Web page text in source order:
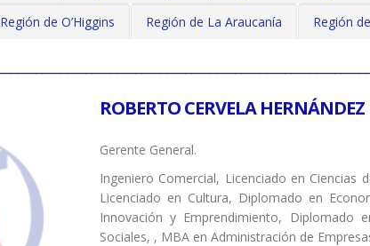
Región de O’Higgins Región de La Araucanía Región
ROBERTO CERVELA HERNÁNDEZ
Gerente General.
Ingeniero Comercial, Licenciado en Ciencias
Licenciado en Cultura, Diplomado en
Innovación y Emprendimiento, Diplomado
Sociales, , MBA en Administración de